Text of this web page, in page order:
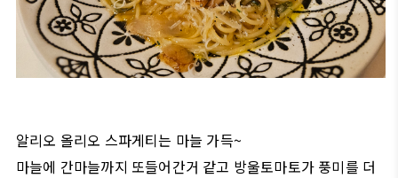
알리오 올리오 스파게티는 마늘 가득~
마늘에 간마늘까지 또들어간거 같고 방울토마토가 풍미를 더